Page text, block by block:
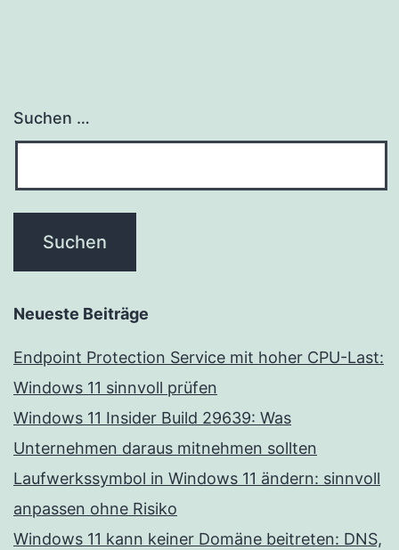
Suchen …
Neueste Beiträge
Endpoint Protection Service mit hoher CPU-Last:
Windows 11 sinnvoll prüfen
Windows 11 Insider Build 29639: Was
Unternehmen daraus mitnehmen sollten
Laufwerkssymbol in Windows 11 ändern: sinnvoll
anpassen ohne Risiko
Windows 11 kann keiner Domäne beitreten: DNS,